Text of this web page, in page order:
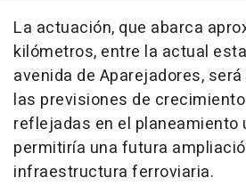
La actuación, que abarca
kilómetros, entre la actual
avenida de Aparejadores,
las previsiones de
reflejadas en el planeamiento
permitiría una futura
infraestructura ferroviaria.